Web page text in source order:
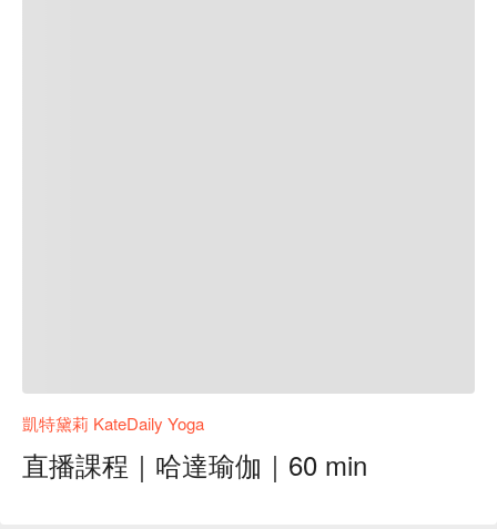
凱特黛莉 KateDaily Yoga
直播課程｜哈達瑜伽｜60 min